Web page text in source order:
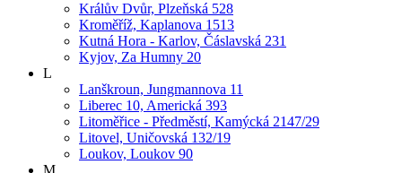
Králův Dvůr, Plzeňská 528
Kroměříž, Kaplanova 1513
Kutná Hora - Karlov, Čáslavská 231
Kyjov, Za Humny 20
L
Lanškroun, Jungmannova 11
Liberec 10, Americká 393
Litoměřice - Předměstí, Kamýcká 2147/29
Litovel, Uničovská 132/19
Loukov, Loukov 90
M